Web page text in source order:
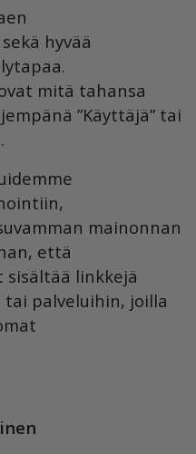
hyvää
mitä tahansa
”Käyttäjä” tai
mainonnan
että
sisältää linkkejä
palveluihin, joilla